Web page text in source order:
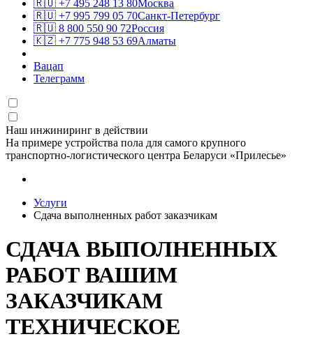
🇷🇺 +7 495 248 13 80Москва
🇷🇺 +7 995 799 05 70Санкт-Петербург
🇷🇺 8 800 550 90 72Россия
🇰🇿 +7 775 948 53 69Алматы
Вацап
Телеграмм
Наш инжиниринг в действии
На примере устройства пола для самого крупного
транспортно-логистического центра Беларуси «Прилесье»
Услуги
Сдача выполненных работ заказчикам
СДАЧА ВЫПОЛНЕННЫХ
РАБОТ ВАШИМ
ЗАКАЗЧИКАМ
ТЕХНИЧЕСКОЕ